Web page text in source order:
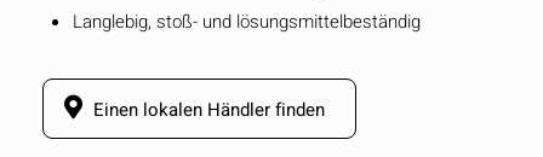
Langlebig, stoß- und lösungsmittelbeständig
Einen lokalen Händler finden